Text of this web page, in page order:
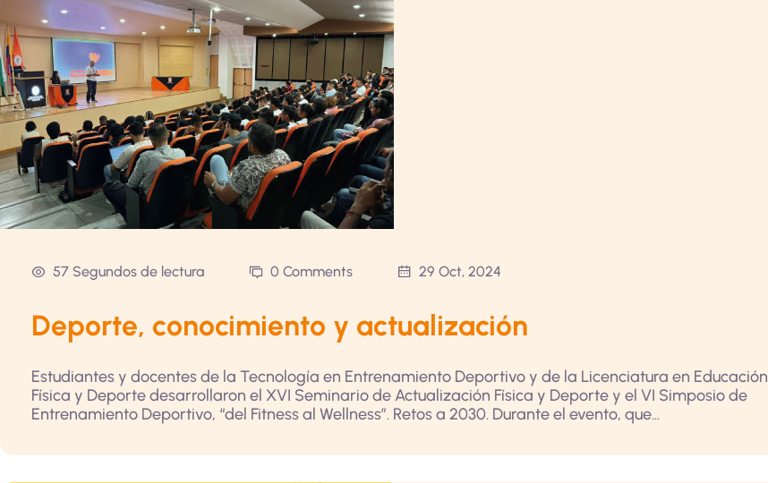
57 Segundos de lectura 0 Comments 29 Oct, 2024
Deporte, conocimiento y actualización
Estudiantes y docentes de la Tecnología en Entrenamiento Deportivo y de la Licenciatura en Educación
Física y Deporte desarrollaron el XVI Seminario de Actualización Física y Deporte y el VI Simposio de
Entrenamiento Deportivo, “del Fitness al Wellness”. Retos a 2030. Durante el evento, que...